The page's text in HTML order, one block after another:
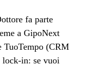
fa parte
a GipoNext
TuoTempo (CRM
lock-in: se vuoi